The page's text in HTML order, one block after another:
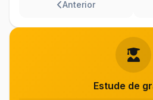
Anterior
Estude de